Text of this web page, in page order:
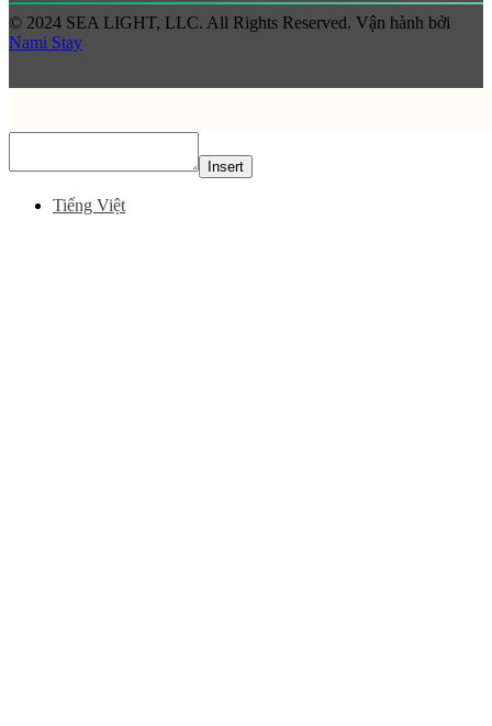
© 2024 SEA LIGHT, LLC. All Rights Reserved. Vận hành bởi
Nami Stay
Insert
Tiếng Việt